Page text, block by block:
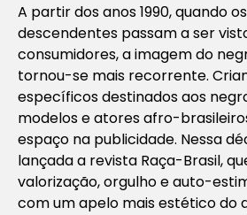
A partir dos anos 1990, quando
descendentes passam a ser
consumidores, a imagem do
tornou-se mais recorrente.
específicos destinados aos
modelos e atores afro-
espaço na publicidade. Nessa
lançada a revista Raça-Brasil,
valorização, orgulho e auto-
com um apelo mais estético do